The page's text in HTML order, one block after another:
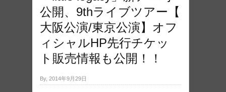
公開、9thライブツアー【​
大阪公演/東京公演】​オフ
ィシャルHP先行​チケッ
ト販売情報も公開​！！
By, 2014年9月29日